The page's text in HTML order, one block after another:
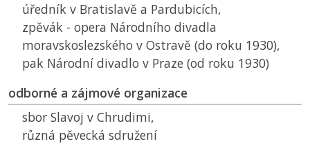
úředník v Bratislavě a Pardubicích,
zpěvák - opera Národního divadla
moravskoslezského v Ostravě (do roku 1930),
pak Národní divadlo v Praze (od roku 1930)
odborné a zájmové organizace
sbor Slavoj v Chrudimi,
různá pěvecká sdružení